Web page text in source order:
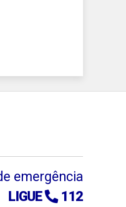
emergência
LIGUE
112